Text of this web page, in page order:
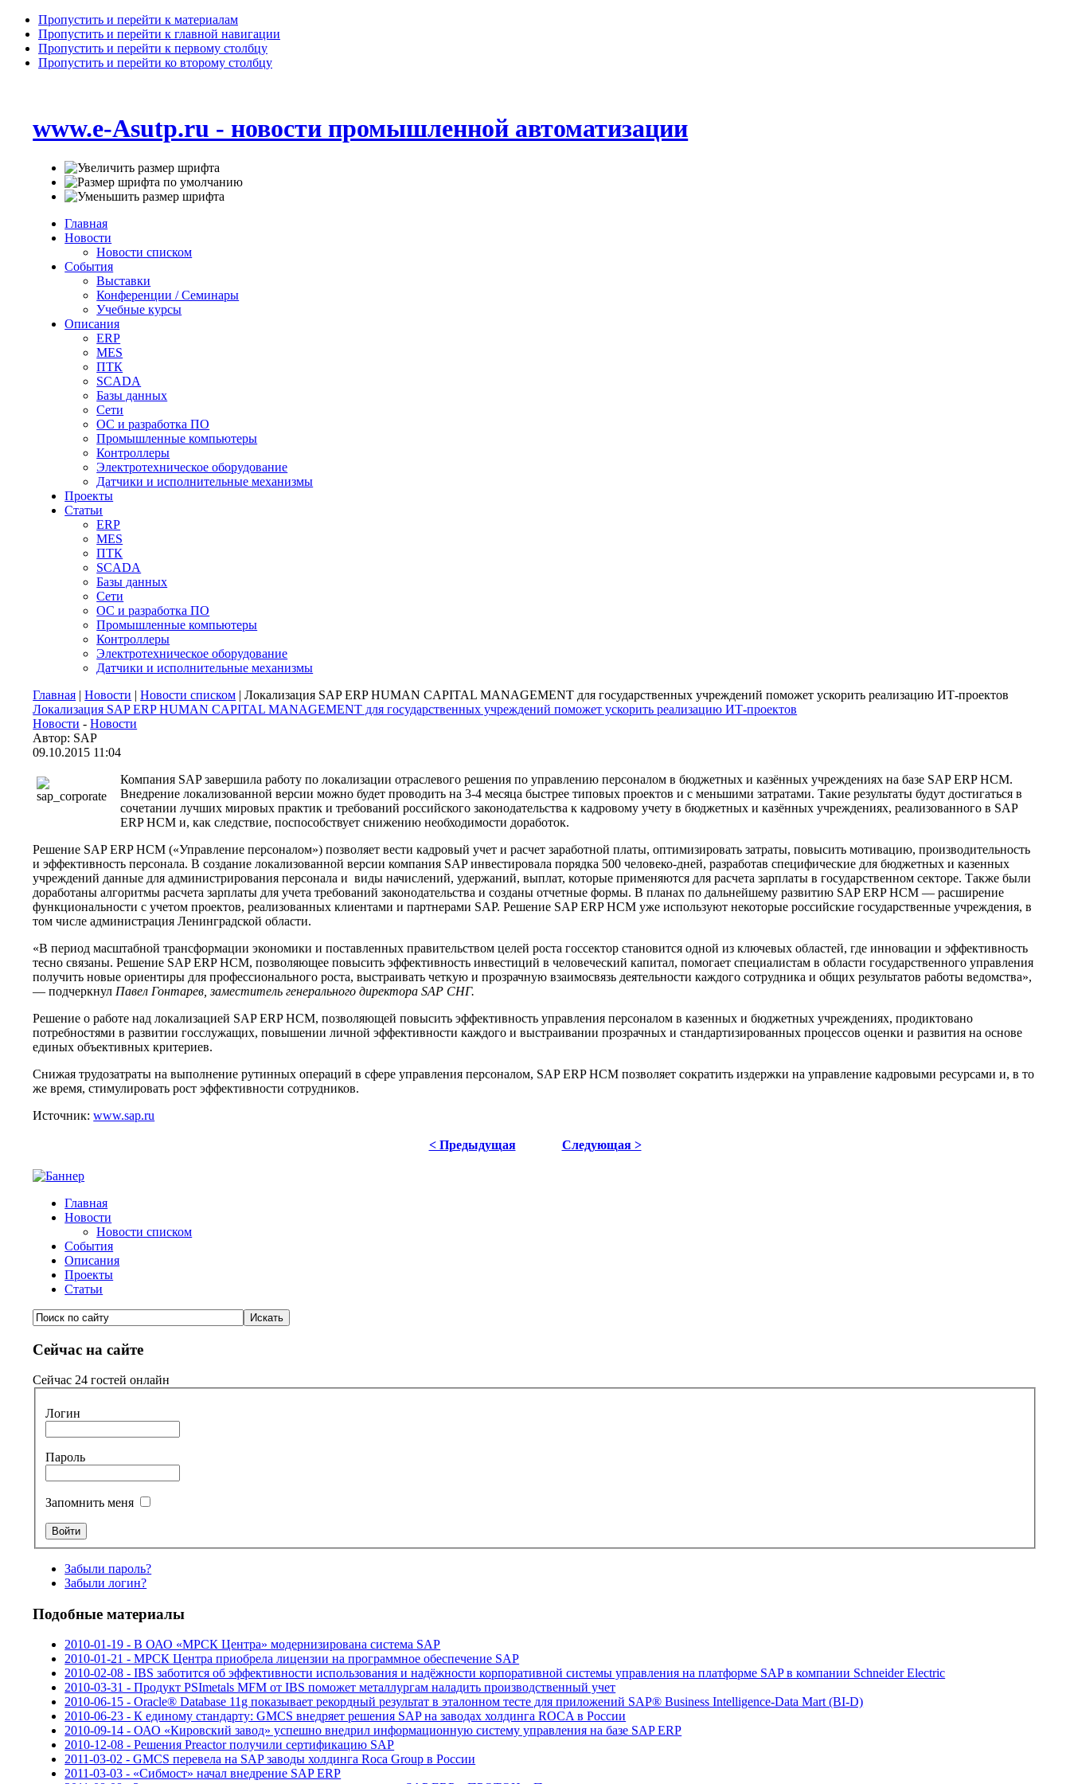
Пропустить и перейти к материалам
Пропустить и перейти к главной навигации
Пропустить и перейти к первому столбцу
Пропустить и перейти ко второму столбцу
www.e-Asutp.ru - новости промышленной автоматизации
Главная
Новости
Новости списком
События
Выставки
Конференции / Семинары
Учебные курсы
Описания
ERP
MES
ПТК
SCADA
Базы данных
Сети
ОС и разработка ПО
Промышленные компьютеры
Контроллеры
Электротехническое оборудование
Датчики и исполнительные механизмы
Проекты
Статьи
ERP
MES
ПТК
SCADA
Базы данных
Сети
ОС и разработка ПО
Промышленные компьютеры
Контроллеры
Электротехническое оборудование
Датчики и исполнительные механизмы
Главная |Новости |Новости списком | Локализация SAP ERP HUMAN CAPITAL MANAGEMENT для государственных учреждений поможет ускорить реализацию ИТ-проектов
Локализация SAP ERP HUMAN CAPITAL MANAGEMENT для государственных учреждений поможет ускорить реализацию ИТ-проектов
Новости -Новости
Автор: SAP
09.10.2015 11:04
Компания SAP завершила работу по локализации отраслевого решения по управлению персоналом в бюджетных и казённых учреждениях на базе SAP ERP HCM.
Внедрение локализованной версии можно будет проводить на 3-4 месяца быстрее типовых проектов и с меньшими затратами. Такие результаты будут достигаться в
сочетании лучших мировых практик и требований российского законодательства к кадровому учету в бюджетных и казённых учреждениях, реализованного в SAP
ERP HCM и, как следствие, поспособствует снижению необходимости доработок.
Решение SAP ERP HCM («Управление персоналом») позволяет вести кадровый учет и расчет заработной платы, оптимизировать затраты, повысить мотивацию, производительность
и эффективность персонала. B создание локализованной версии компания SAP инвестировала порядка 500 человеко-дней, разработав специфические для бюджетных и казенных
учреждений данные для администрирования персонала и виды начислений, удержаний, выплат, которые применяются для расчета зарплаты в государственном секторе. Также были
доработаны алгоритмы расчета зарплаты для учета требований законодательства и созданы отчетные формы. В планах по дальнейшему развитию SAP ERP HCM — расширение
функциональности с учетом проектов, реализованных клиентами и партнерами SAP. Решение SAP ERP HCM уже используют некоторые российские государственные учреждения, в
том числе администрация Ленинградской области.
«В период масштабной трансформации экономики и поставленных правительством целей роста госсектор становится одной из ключевых областей, где инновации и эффективность
тесно связаны. Решение SAP ERP HCM, позволяющее повысить эффективность инвестиций в человеческий капитал, помогает специалистам в области государственного управления
получить новые ориентиры для профессионального роста, выстраивать четкую и прозрачную взаимосвязь деятельности каждого сотрудника и общих результатов работы ведомства»,
— подчеркнул Павел Гонтарев, заместитель генерального директораSAP СНГ.
Решение о работе над локализацией SAP ERP HCM, позволяющей повысить эффективность управления персоналом в казенных и бюджетных учреждениях, продиктовано
потребностями в развитии госслужащих, повышении личной эффективности каждого и выстраивании прозрачных и стандартизированных процессов оценки и развития на основе
единых объективных критериев.
Снижая трудозатраты на выполнение рутинных операций в сфере управления персоналом, SAP ERP HCM позволяет сократить издержки на управление кадровыми ресурсами и, в то
же время, стимулировать рост эффективности сотрудников.
Источник:www.sap.ru
< Предыдущая Следующая >
Главная
Новости
Новости списком
События
Описания
Проекты
Статьи
Сейчас на сайте
Сейчас 24 гостей онлайн
Логин
Пароль
Запомнить меня
Забыли пароль?
Забыли логин?
Подобные материалы
2010-01-19 - В ОАО «МРСК Центра» модернизирована система SAP
2010-01-21 - МРСК Центра приобрела лицензии на программное обеспечение SAP
2010-02-08 - IBS заботится об эффективности использования и надёжности корпоративной системы управления на платформе SAP в компании Schneider Electric
2010-03-31 - Продукт PSImetals MFM от IBS поможет металлургам наладить производственный учет
2010-06-15 - Oracle® Database 11g показывает рекордный результат в эталонном тесте для приложений SAP® Business Intelligence-Data Mart (BI-D)
2010-06-23 - К единому стандарту: GMCS внедряет решения SAP на заводах холдинга ROCA в России
2010-09-14 - ОАО «Кировский завод» успешно внедрил информационную систему управления на базе SAP ERP
2010-12-08 - Решения Preactor получили сертификацию SAP
2011-03-02 - GMCS перевела на SAP заводы холдинга Rocа Group в России
2011-03-03 - «Сибмост» начал внедрение SAP ERP